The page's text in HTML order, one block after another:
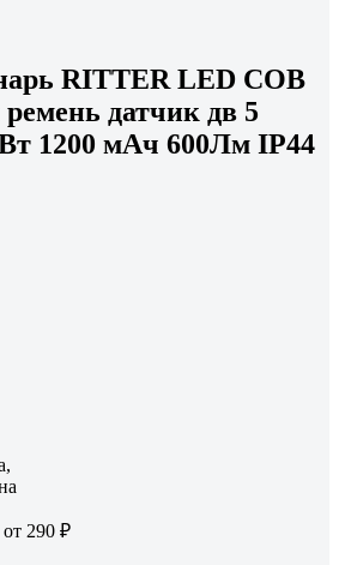
RITTER LED COB
датчик дв 5
1200 мАч 600Лм IP44
от 290 ₽